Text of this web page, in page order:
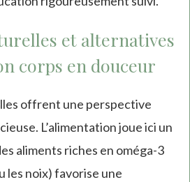
et alternatives
corps en douceur
offrent une perspective
L’alimentation joue ici un
aliments riches en oméga-3
les noix) favorise une